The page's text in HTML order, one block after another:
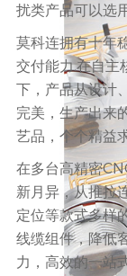
扰类产品可以选
莫科连拥有十年
交付能力.在自主
下，产品从设计
完美，生产出来
艺品，个个精益
在多台高精密
新月异，从推拉
定位等款式多样
线缆组件，降低
力，高效的一站